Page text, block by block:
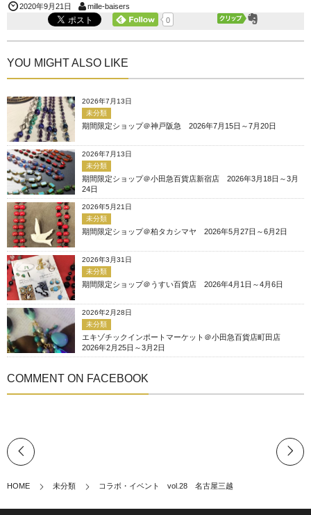
2020年9月21日
mille-baisers
0
YOU MIGHT ALSO LIKE
2026年7月13日
未分類
期間限定ショップ＠神戸阪急 2026年7月15日～7月20日
2026年7月13日
未分類
期間限定ショップ＠小田急百貨店新宿店 2026年3月18日～3月
24日
2026年5月21日
未分類
期間限定ショップ＠柏タカシマヤ 2026年5月27日～6月2日
2026年3月31日
未分類
期間限定ショップ＠うすい百貨店 2026年4月1日～4月6日
2026年2月28日
未分類
エキゾチックインポートマーケット＠小田急百貨店町田店
2026年2月25日～3月2日
COMMENT ON FACEBOOK
HOME 未分類 コラボ・イベント vol.28 名古屋三越